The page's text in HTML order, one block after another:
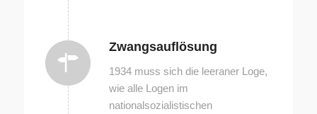
Zwangsauflösung
1934 muss sich die leeraner Loge,
wie alle Logen im
nationalsozialistischen